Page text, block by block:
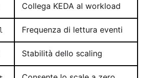
Collega KEDA al workload
Frequenza di lettura eventi
Stabilità dello scaling